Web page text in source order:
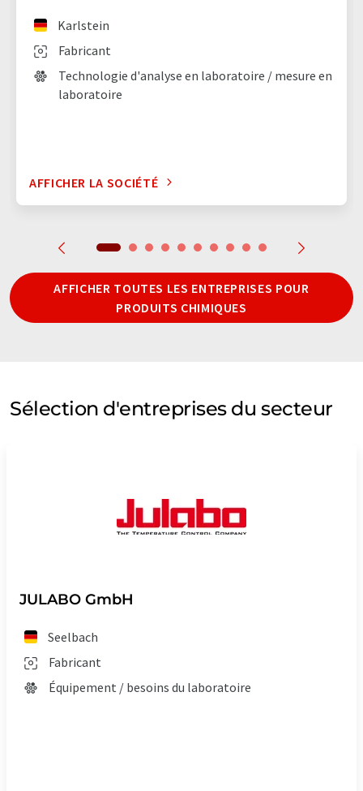
Fabricant
Karlstein
Technologie d'analyse en laboratoire / mesure en
laboratoire
AFFICHER LA SOCIÉTÉ
AFFICHER TOUTES LES ENTREPRISES POUR
PRODUITS CHIMIQUES
Sélection d'entreprises du secteur
JULABO GmbH
Seelbach
Fabricant
Équipement / besoins du laboratoire